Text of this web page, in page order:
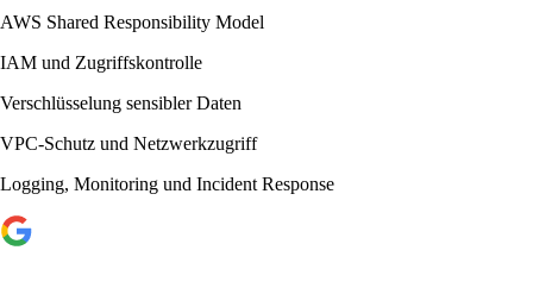
AWS Shared Responsibility Model
IAM und Zugriffskontrolle
Verschlüsselung sensibler Daten
VPC-Schutz und Netzwerkzugriff
Logging, Monitoring und Incident Response